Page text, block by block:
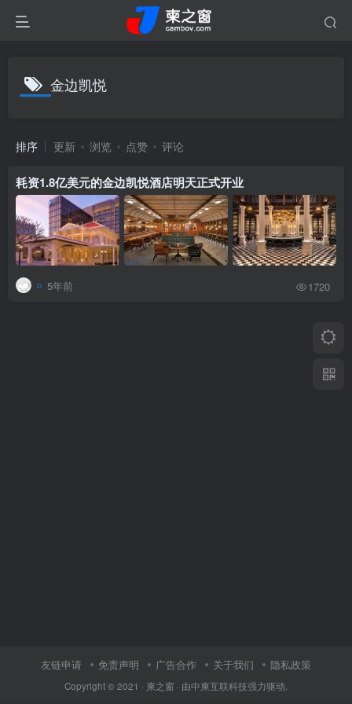
金边凯悦
排序 更新 浏览 点赞 评论
耗资1.8亿美元的金边凯悦酒店明天正式开业
5年前 1720
友链申请 免责声明 广告合作 关于我们 隐私政策
Copyright © 2021 · 柬之窗 · 由中柬互联科技强力驱动.